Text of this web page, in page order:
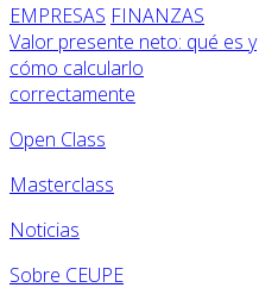
EMPRESAS FINANZAS
Valor presente neto: qué es y
cómo calcularlo
correctamente
Open Class
Masterclass
Noticias
Sobre CEUPE